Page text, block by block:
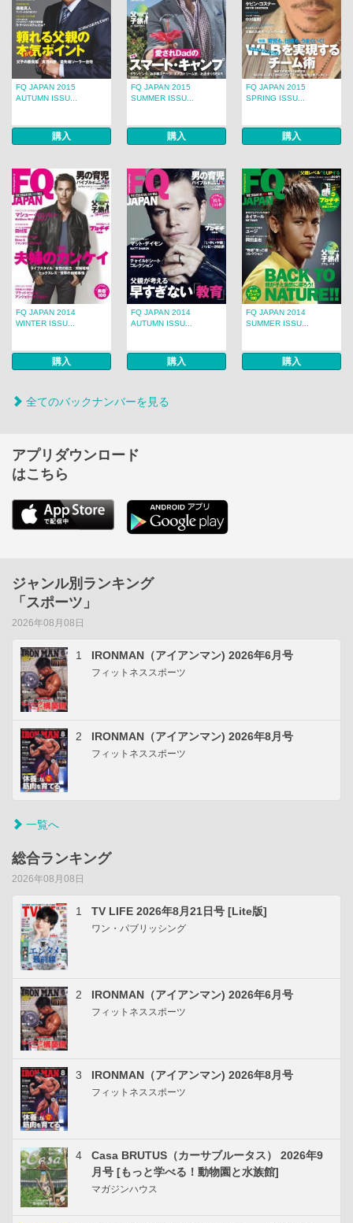
FQ JAPAN 2015
AUTUMN ISSU...
購入
FQ JAPAN 2015
SUMMER ISSU...
購入
FQ JAPAN 2015
SPRING ISSU...
購入
FQ JAPAN 2014
WINTER ISSU...
購入
FQ JAPAN 2014
AUTUMN ISSU...
購入
FQ JAPAN 2014
SUMMER ISSU...
購入
全てのバックナンバーを見る
アプリダウンロード
はこちら
ジャンル別ランキング
「スポーツ」
2026年08月08日
1 IRONMAN（アイアンマン) 2026年6月号
フィットネススポーツ
2 IRONMAN（アイアンマン) 2026年8月号
フィットネススポーツ
一覧へ
総合ランキング
2026年08月08日
1 TV LIFE 2026年8月21日号 [Lite版]
ワン・パブリッシング
2 IRONMAN（アイアンマン) 2026年6月号
フィットネススポーツ
3 IRONMAN（アイアンマン) 2026年8月号
フィットネススポーツ
4
Casa BRUTUS（カーサブルータス） 2026年9
月号 [もっと学べる！動物園と水族館]
マガジンハウス